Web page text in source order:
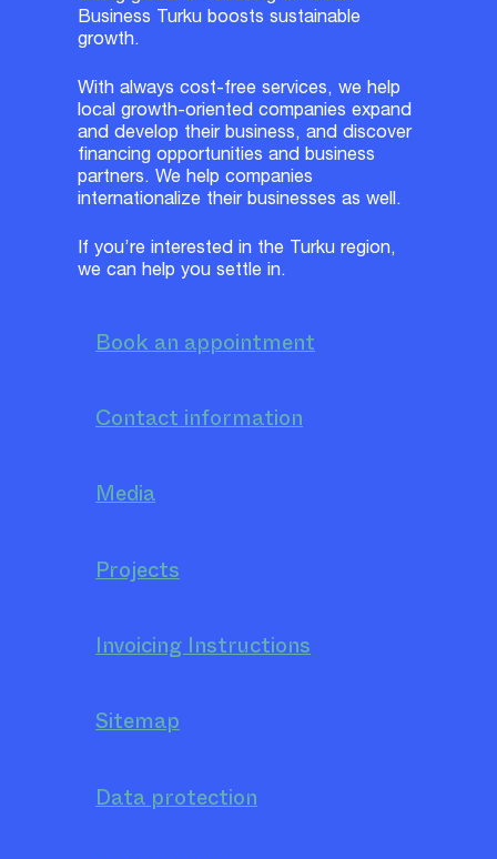
Business Turku boosts sustainable
growth.
With always cost-free services, we help
local growth-oriented companies expand
and develop their business, and discover
financing opportunities and business
partners. We help companies
internationalize their businesses as well.
If you’re interested in the Turku region,
we can help you settle in.
Book an appointment
Contact information
Media
Projects
Invoicing Instructions
Sitemap
Data protection